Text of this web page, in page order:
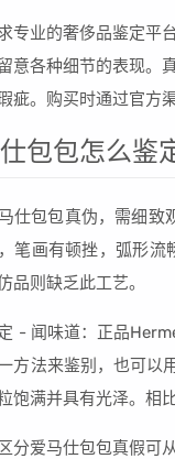
专业的奢侈品鉴定平
意各种细节的表现。
疵。购买时通过官方
包包怎么鉴
仕包包真伪，需细致
笔画有顿挫，弧形流
品则缺乏此工艺。
- 闻味道：正品
方法来鉴别，也可以
饱满并具有光泽。相
分爱马仕包包真假可